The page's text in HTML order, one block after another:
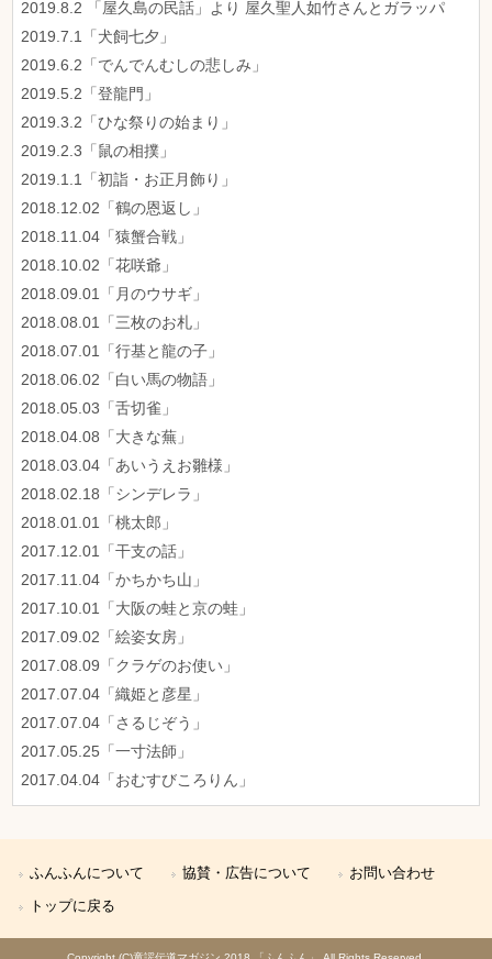
2019.8.2 「屋久島の民話」より 屋久聖人如竹さんとガラッパ
2019.7.1「犬飼七夕」
2019.6.2「でんでんむしの悲しみ」
2019.5.2「登龍門」
2019.3.2「ひな祭りの始まり」
2019.2.3「鼠の相撲」
2019.1.1「初詣・お正月飾り」
2018.12.02「鶴の恩返し」
2018.11.04「猿蟹合戦」
2018.10.02「花咲爺」
2018.09.01「月のウサギ」
2018.08.01「三枚のお札」
2018.07.01「行基と龍の子」
2018.06.02「白い馬の物語」
2018.05.03「舌切雀」
2018.04.08「大きな蕪」
2018.03.04「あいうえお雛様」
2018.02.18「シンデレラ」
2018.01.01「桃太郎」
2017.12.01「干支の話」
2017.11.04「かちかち山」
2017.10.01「大阪の蛙と京の蛙」
2017.09.02「絵姿女房」
2017.08.09「クラゲのお使い」
2017.07.04「織姫と彦星」
2017.07.04「さるじぞう」
2017.05.25「一寸法師」
2017.04.04「おむすびころりん」
ふんふんについて 協賛・広告について お問い合わせ
トップに戻る